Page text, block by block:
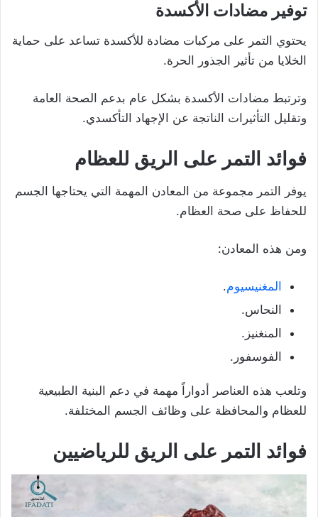
توفير مضادات الأكسدة
يحتوي التمر على مركبات مضادة للأكسدة تساعد على حماية
الخلايا من تأثير الجذور الحرة.
وترتبط مضادات الأكسدة بشكل عام بدعم الصحة العامة
وتقليل التأثيرات الناتجة عن الإجهاد التأكسدي.
فوائد التمر على الريق للعظام
يوفر التمر مجموعة من المعادن المهمة التي يحتاجها الجسم
للحفاظ على صحة العظام.
ومن هذه المعادن:
المغنيسيوم.
النحاس.
المنغنيز.
الفوسفور.
وتلعب هذه العناصر أدواراً مهمة في دعم البنية الطبيعية
للعظام والمحافظة على وظائف الجسم المختلفة.
فوائد التمر على الريق للرياضيين